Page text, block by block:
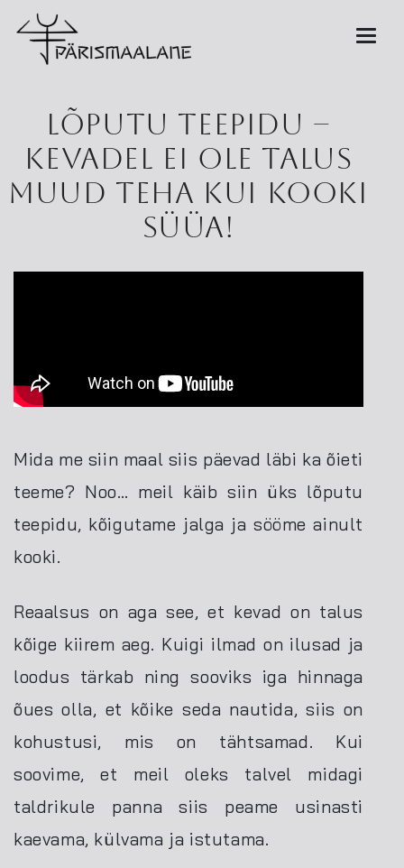
Lõputu teepidu –
kevadel ei ole talus
muud teha kui kooki
süüa!
Mida me siin maal siis päevad läbi ka õieti
teeme? Noo… meil käib siin üks lõputu
teepidu, kõigutame jalga ja sööme ainult
kooki.
Reaalsus on aga see, et kevad on talus
kõige kiirem aeg. Kuigi ilmad on ilusad ja
loodus tärkab ning sooviks iga hinnaga
õues olla, et kõike seda nautida, siis on
kohustusi, mis on tähtsamad. Kui
soovime, et meil oleks talvel midagi
taldrikule panna siis peame usinasti
kaevama, külvama ja istutama.